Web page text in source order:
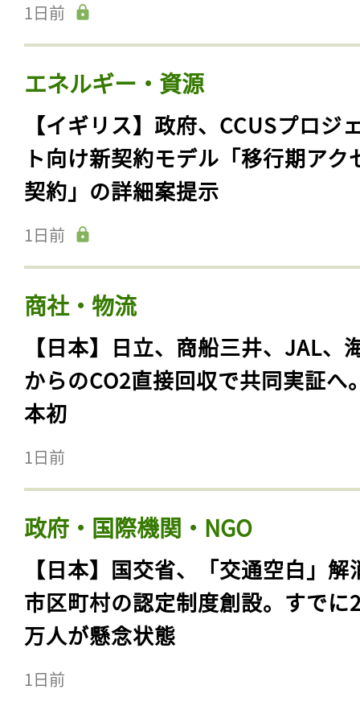
1日前
エネルギー・資源
【イギリス】政府、CCUSプロジ
ト向け新契約モデル「移行期アク
契約」の詳細案提示
1日前
商社・物流
【日本】日立、商船三井、JAL、
からのCO2直接回収で共同実証へ
本初
1日前
政府・国際機関・NGO
【日本】国交省、「交通空白」解
市区町村の認定制度創設。すでに
万人が懸念状態
1日前